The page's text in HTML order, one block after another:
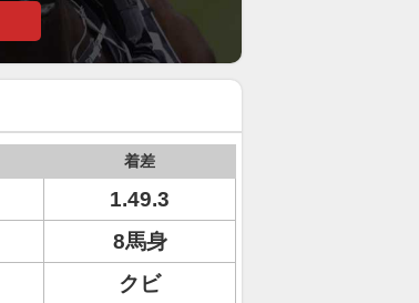
着差
1.49.3
8馬身
クビ